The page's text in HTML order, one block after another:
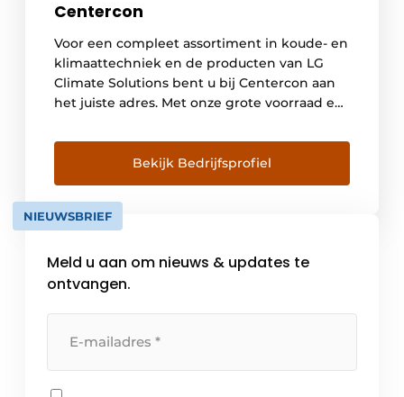
Centercon
Voor een compleet assortiment in koude- en
klimaattechniek en de producten van LG
Climate Solutions bent u bij Centercon aan
het juiste adres. Met onze grote voorraad en
dienst zijn en ontzorgen in uw optimale
bedrijfsvoering. Met het hoofdkantoor in
Rotterdam en vestigingen in Rosmalen en
Zwolle […]
Bekijk Bedrijfsprofiel
NIEUWSBRIEF
Meld u aan om nieuws & updates te
ontvangen.